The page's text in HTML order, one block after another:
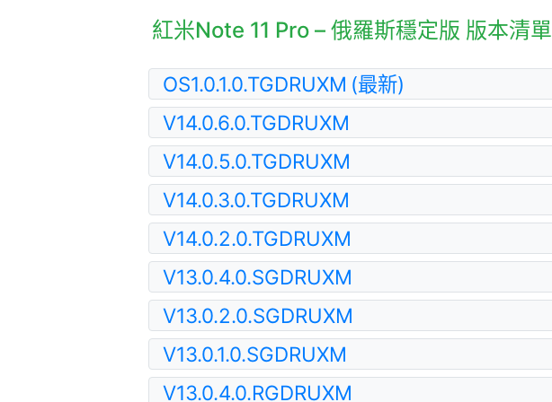
紅米Note 11 Pro – 俄羅斯穩定版 版本清單
OS1.0.1.0.TGDRUXM (最新)
V14.0.6.0.TGDRUXM
V14.0.5.0.TGDRUXM
V14.0.3.0.TGDRUXM
V14.0.2.0.TGDRUXM
V13.0.4.0.SGDRUXM
V13.0.2.0.SGDRUXM
V13.0.1.0.SGDRUXM
V13.0.4.0.RGDRUXM